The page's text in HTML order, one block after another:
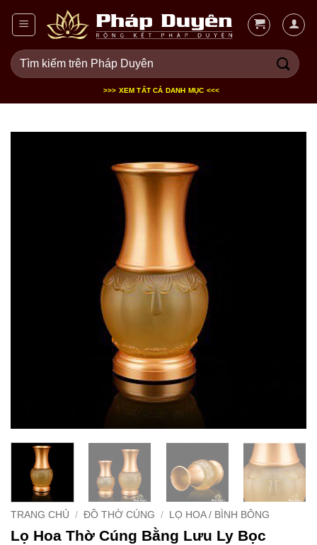
dung
Tìm
kiếm:
>>> XEM TẤT CẢ DANH MỤC <<<
TRANG CHỦ / ĐỒ THỜ CÚNG / LỌ HOA / BÌNH BÔNG
Lọ Hoa Thờ Cúng Bằng Lưu Ly Bọc